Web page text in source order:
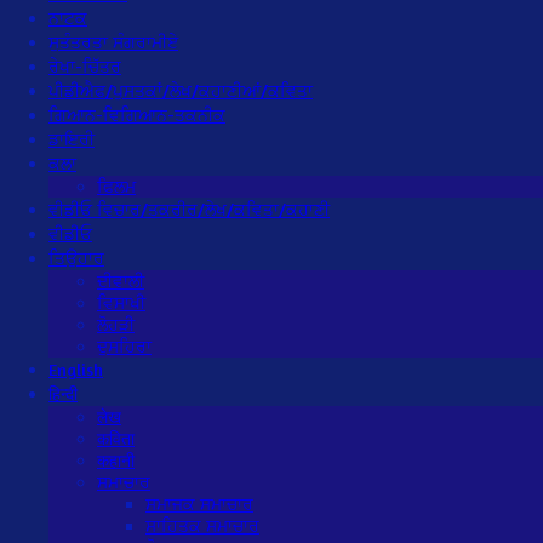
ਨਾਟਕ
ਸੁਤੰਤਰਤਾ ਸੰਗਰਾਮੀਏ
ਰੇਖਾ-ਚਿੱਤਰ
ਪੀਡੀਐਫ/ਪੁਸਤਕਾਂ/ਲੇਖ/ਕਹਾਣੀਆਂ/ਕਵਿਤਾ
ਗਿਆਨ-ਵਿਗਿਆਨ-ਤਕਨੀਕ
ਡਾਇਰੀ
ਕਲਾ
ਫਿਲਮ
ਵੀਡੀਓ ਵਿਚਾਰ/ਤਕਰੀਰ/ਲੇਖ/ਕਵਿਤਾ/ਕਹਾਣੀ
ਵੀਡੀਓ
ਤਿਉਹਾਰ
ਦੀਵਾਲੀ
ਵਿਸਾਖੀ
ਲੋਹੜੀ
ਦੁਸਹਿਰਾ
English
हिन्दी
लेख
कविता
कहानी
ਸਮਾਚਾਰ
ਸਮਾਜਕ ਸਮਾਚਾਰ
ਸਾਹਿਤਕ ਸਮਾਚਾਰ